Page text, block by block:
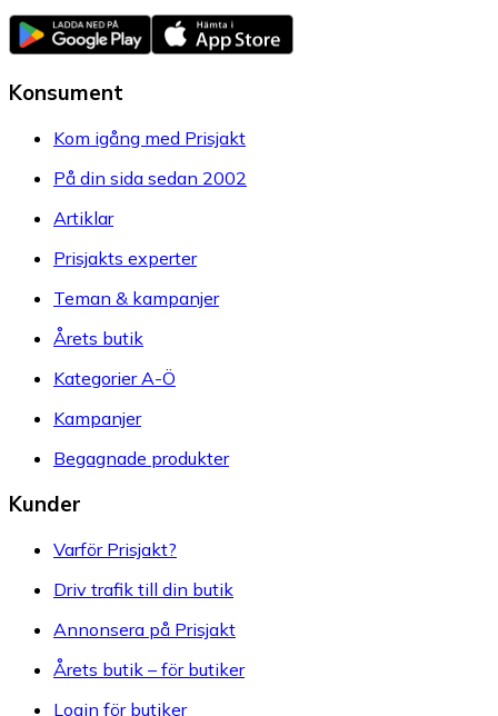
Konsument
Kom igång med Prisjakt
På din sida sedan 2002
Artiklar
Prisjakts experter
Teman & kampanjer
Årets butik
Kategorier A-Ö
Kampanjer
Begagnade produkter
Kunder
Varför Prisjakt?
Driv trafik till din butik
Annonsera på Prisjakt
Årets butik – för butiker
Login för butiker